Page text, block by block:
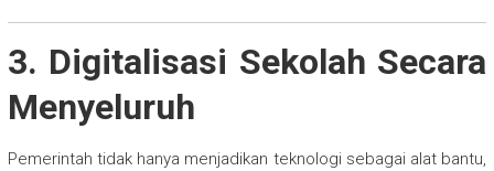
3. Digitalisasi Sekolah Secara
Menyeluruh
Pemerintah tidak hanya menjadikan teknologi sebagai alat bantu,